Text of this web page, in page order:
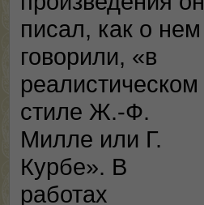
писал, как о нем
говорили, «в
реалистическом
стиле Ж.-Ф.
Милле или Г.
Курбе». В
работах